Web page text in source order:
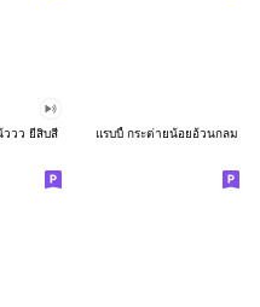
ววว ยี่สิบสี่ แรบบี้ กระต่ายน้อยอ้วนกลม